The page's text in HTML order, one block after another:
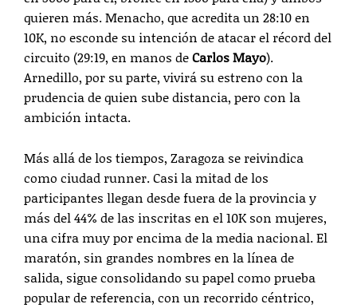
quieren más. Menacho, que acredita un 28:10 en
10K, no esconde su intención de atacar el récord del
circuito (29:19, en manos deCarlos Mayo).
Arnedillo, por su parte, vivirá su estreno con la
prudencia de quien sube distancia, pero con la
ambición intacta.
Más allá de los tiempos, Zaragoza se reivindica
como ciudad runner. Casi la mitad de los
participantes llegan desde fuera de la provincia y
más del 44% de las inscritas en el 10K son mujeres,
una cifra muy por encima de la media nacional. El
maratón, sin grandes nombres en la línea de
salida, sigue consolidando su papel como prueba
popular de referencia, con un recorrido céntrico,